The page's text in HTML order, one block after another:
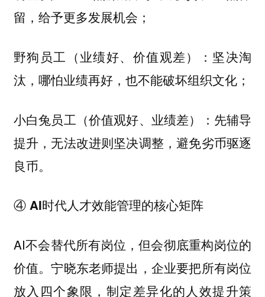
留，给予更多发展机会；
野狗员工（业绩好、价值观差）： 坚决淘
汰，哪怕业绩再好，也不能破坏组织文化；
小白兔员工（价值观好、业绩差）： 先辅导
提升，无法改进则坚决调整，避免劣币驱逐
良币。
④ AI时代人才效能管理的核心矩阵
AI不会替代所有岗位，但会彻底重构岗位的
价值。宁晓东老师提出，企业要把所有岗位
放入四个象限，制定差异化的人效提升策